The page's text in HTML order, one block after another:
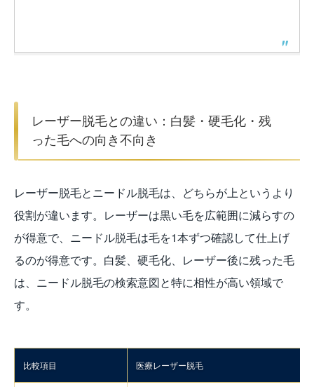
レーザー脱毛との違い：白髪・硬毛化・残
った毛への向き不向き
レーザー脱毛とニードル脱毛は、どちらが上というより
役割が違います。レーザーは黒い毛を広範囲に減らすの
が得意で、ニードル脱毛は毛を1本ずつ確認して仕上げ
るのが得意です。白髪、硬毛化、レーザー後に残った毛
は、ニードル脱毛の検索意図と特に相性が高い領域で
す。
比較項目 医療レーザー脱毛